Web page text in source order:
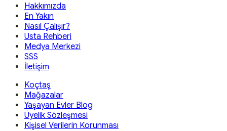
Hakkımızda
En Yakın
Nasıl Çalışır?
Usta Rehberi
Medya Merkezi
SSS
İletişim
Koçtaş
Mağazalar
Yaşayan Evler Blog
Üyelik Sözleşmesi
Kişisel Verilerin Korunması